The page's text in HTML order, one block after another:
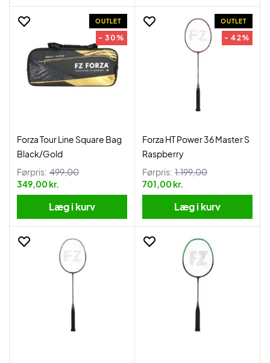
OUTLET
- 30%
Forza Tour Line Square Bag
Black/Gold
Førpris: 499,00
349,00 kr.
Læg i kurv
OUTLET
- 42%
Forza HT Power 36 Master S
Raspberry
Førpris: 1.199,00
701,00 kr.
Læg i kurv